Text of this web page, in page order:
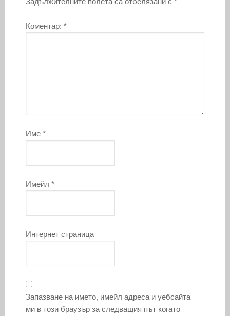
Коментар: *
Име *
Имейл *
Интернет страница
Запазване на името, имейл адреса и уебсайта
ми в този браузър за следващия път когато